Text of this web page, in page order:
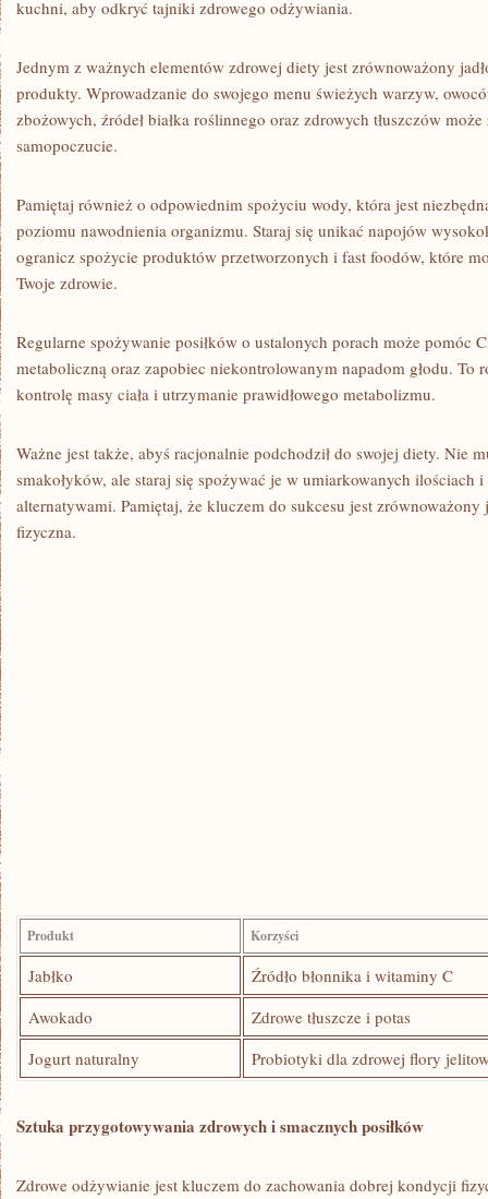
kuchni, aby odkryć tajniki zdrowego​ odżywiania.
Jednym z ważnych⁢ elementów zdrowej diety ‍jest zrównoważony
produkty. Wprowadzanie do swojego menu świeżych warzyw,
zbożowych,‍ źródeł białka roślinnego oraz zdrowych tłuszczów‍
samopoczucie.
Pamiętaj również o odpowiednim ⁣spożyciu⁣ wody, która jest
poziomu nawodnienia organizmu. Staraj się unikać napojów
ogranicz spożycie produktów ⁢przetworzonych i‌ fast foodów,​ które
Twoje⁤ zdrowie.
Regularne spożywanie posiłków o ustalonych⁣ porach może pomóc
metaboliczną oraz⁢ zapobiec ‍niekontrolowanym napadom głodu. ⁤To
kontrolę masy ciała i utrzymanie prawidłowego metabolizmu.
Ważne jest ​także, abyś racjonalnie podchodził do ⁤swojej diety. Nie
smakołyków, ale staraj się spożywać ‍je w ‍umiarkowanych ilościach
alternatywami. Pamiętaj, że kluczem do ​sukcesu jest zrównoważony
fizyczna.
Produkt Korzyści
Jabłko
Źródło błonnika i‌ witaminy C
Awokado
Zdrowe ⁢tłuszcze⁤ i potas
Jogurt naturalny
Probiotyki dla zdrowej flory
Sztuka przygotowywania zdrowych i smacznych posiłków
Zdrowe odżywianie⁢ jest ​kluczem​ do zachowania dobrej kondycji